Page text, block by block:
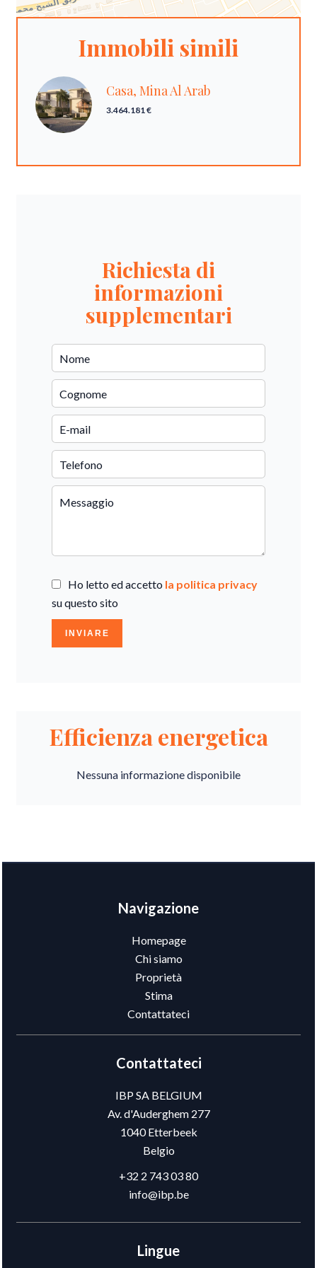
Immobili simili
Casa, Mina Al Arab
3.464.181 €
Richiesta di
informazioni
supplementari
Ho letto ed accetto la politica privacy
su questo sito
INVIARE
Efficienza energetica
Nessuna informazione disponibile
Navigazione
Homepage
Chi siamo
Proprietà
Stima
Contattateci
Contattateci
IBP SA BELGIUM
Av. d'Auderghem 277
1040Etterbeek
Belgio
+32 2 743 03 80
info@ibp.be
Lingue